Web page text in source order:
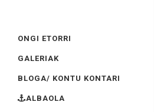
ONGI ETORRI
GALERIAK
BLOGA/ KONTU KONTARI
ALBAOLA